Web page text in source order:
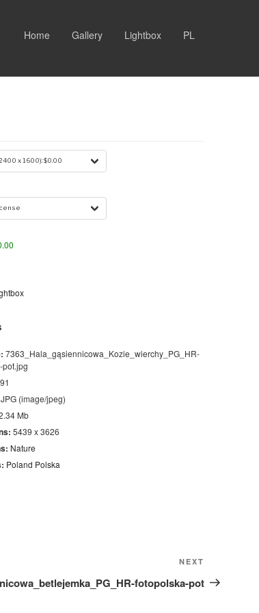
Home Gallery Lightbox PL
7363_Hala_gąsiennicowa_Kozie_wierchy_PG_HR-
pot.jpg
JPG (image/jpeg)
Mb
5439 x 3626
Nature
Poland Polska
Post
NEXT
fotopolska-pot